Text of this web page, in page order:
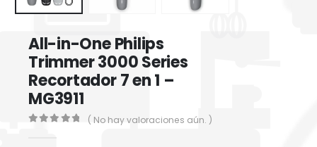
All-in-One Philips
Trimmer 3000 Series
Recortador 7 en 1 –
MG3911
( No hay valoraciones aún. )